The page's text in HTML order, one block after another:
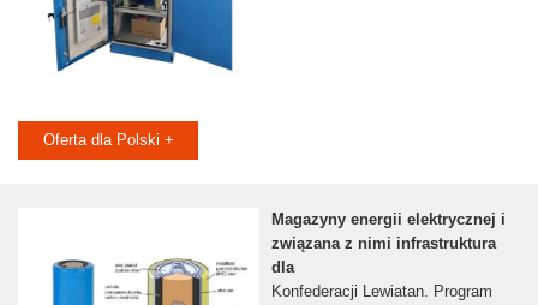
Oferta dla Polski +
Magazyny energii elektrycznej i
związana z nimi infrastruktura
dla
Konfederacji Lewiatan. Program